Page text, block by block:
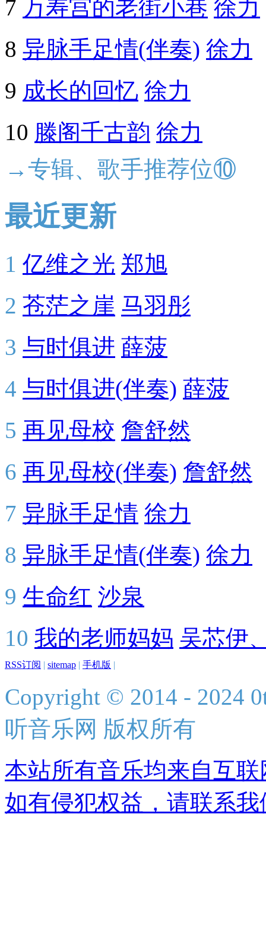
7 万寿宫的老街小巷 徐力
8 异脉手足情(伴奏) 徐力
9 成长的回忆 徐力
10 滕阁千古韵 徐力
→专辑、歌手推荐位⑩
最近更新
1 亿维之光 郑旭
2 苍茫之崖 马羽彤
3 与时俱进 薛菠
4 与时俱进(伴奏) 薛菠
5 再见母校 詹舒然
6 再见母校(伴奏) 詹舒然
7 异脉手足情 徐力
8 异脉手足情(伴奏) 徐力
9 生命红 沙泉
10 我的老师妈妈 吴芯伊
RSS订阅 | sitemap | 手机版 |
Copyright © 2014 - 2024
听音乐网 版权所有
本站所有音乐均来自互
如有侵犯权益，请联系